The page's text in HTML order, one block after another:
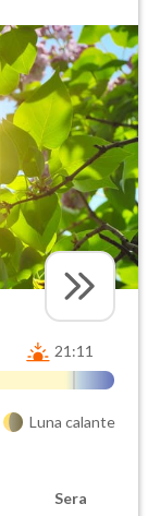
21:11
Luna calante
Sera